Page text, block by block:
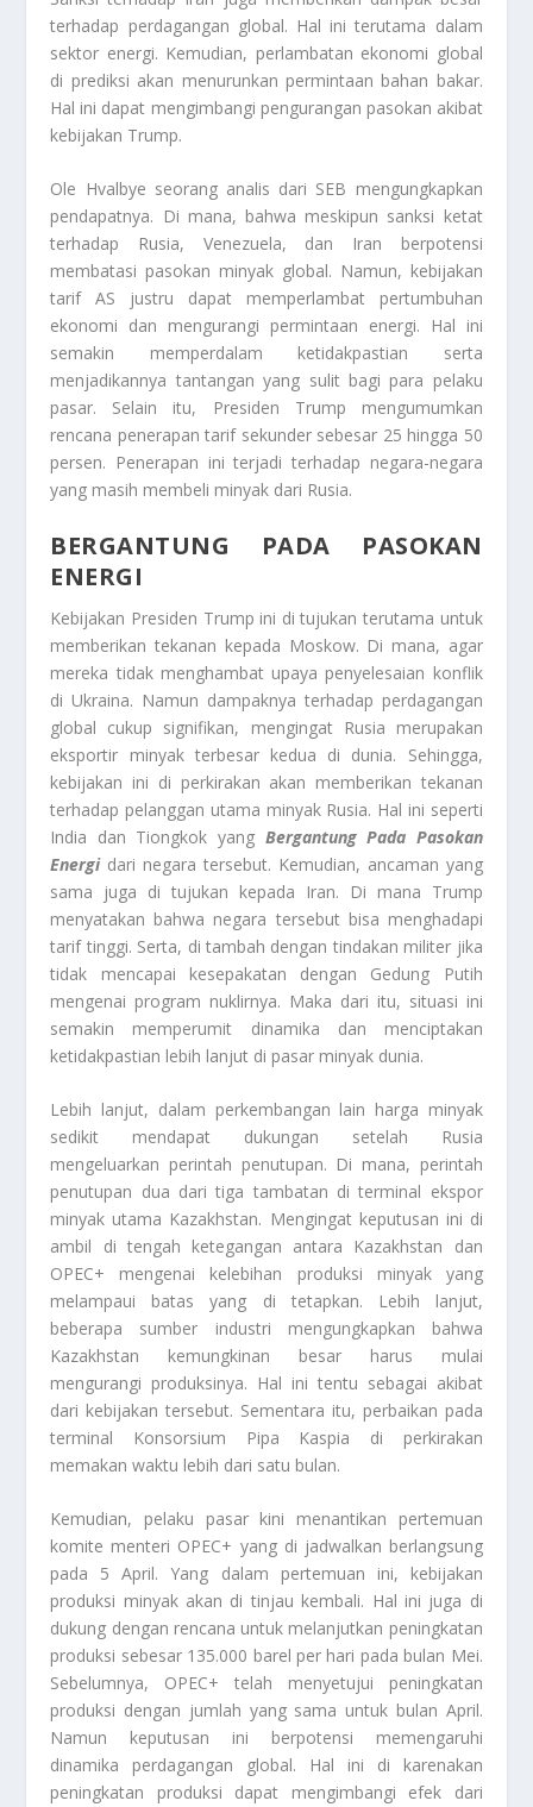
terhadap perdagangan global. Hal ini terutama dalam
sektor energi. Kemudian, perlambatan ekonomi global
di prediksi akan menurunkan permintaan bahan bakar.
Hal ini dapat mengimbangi pengurangan pasokan akibat
kebijakan Trump.
Ole Hvalbye seorang analis dari SEB mengungkapkan
pendapatnya. Di mana, bahwa meskipun sanksi ketat
terhadap Rusia, Venezuela, dan Iran berpotensi
membatasi pasokan minyak global. Namun, kebijakan
tarif AS justru dapat memperlambat pertumbuhan
ekonomi dan mengurangi permintaan energi. Hal ini
semakin memperdalam ketidakpastian serta
menjadikannya tantangan yang sulit bagi para pelaku
pasar. Selain itu, Presiden Trump mengumumkan
rencana penerapan tarif sekunder sebesar 25 hingga 50
persen. Penerapan ini terjadi terhadap negara-negara
yang masih membeli minyak dari Rusia.
BERGANTUNG PADA PASOKAN
ENERGI
Kebijakan Presiden Trump ini di tujukan terutama untuk
memberikan tekanan kepada Moskow. Di mana, agar
mereka tidak menghambat upaya penyelesaian konflik
di Ukraina. Namun dampaknya terhadap perdagangan
global cukup signifikan, mengingat Rusia merupakan
eksportir minyak terbesar kedua di dunia. Sehingga,
kebijakan ini di perkirakan akan memberikan tekanan
terhadap pelanggan utama minyak Rusia. Hal ini seperti
India dan Tiongkok yang Bergantung Pada Pasokan
Energidari negara tersebut. Kemudian, ancaman yang
sama juga di tujukan kepada Iran. Di mana Trump
menyatakan bahwa negara tersebut bisa menghadapi
tarif tinggi. Serta, di tambah dengan tindakan militer jika
tidak mencapai kesepakatan dengan Gedung Putih
mengenai program nuklirnya. Maka dari itu, situasi ini
semakin memperumit dinamika dan menciptakan
ketidakpastian lebih lanjut di pasar minyak dunia.
Lebih lanjut, dalam perkembangan lain harga minyak
sedikit mendapat dukungan setelah Rusia
mengeluarkan perintah penutupan. Di mana, perintah
penutupan dua dari tiga tambatan di terminal ekspor
minyak utama Kazakhstan. Mengingat keputusan ini di
ambil di tengah ketegangan antara Kazakhstan dan
OPEC+ mengenai kelebihan produksi minyak yang
melampaui batas yang di tetapkan. Lebih lanjut,
beberapa sumber industri mengungkapkan bahwa
Kazakhstan kemungkinan besar harus mulai
mengurangi produksinya. Hal ini tentu sebagai akibat
dari kebijakan tersebut. Sementara itu, perbaikan pada
terminal Konsorsium Pipa Kaspia di perkirakan
memakan waktu lebih dari satu bulan.
Kemudian, pelaku pasar kini menantikan pertemuan
komite menteri OPEC+ yang di jadwalkan berlangsung
pada 5 April. Yang dalam pertemuan ini, kebijakan
produksi minyak akan di tinjau kembali. Hal ini juga di
dukung dengan rencana untuk melanjutkan peningkatan
produksi sebesar 135.000 barel per hari pada bulan Mei.
Sebelumnya, OPEC+ telah menyetujui peningkatan
produksi dengan jumlah yang sama untuk bulan April.
Namun keputusan ini berpotensi memengaruhi
dinamika perdagangan global. Hal ini di karenakan
peningkatan produksi dapat mengimbangi efek dari